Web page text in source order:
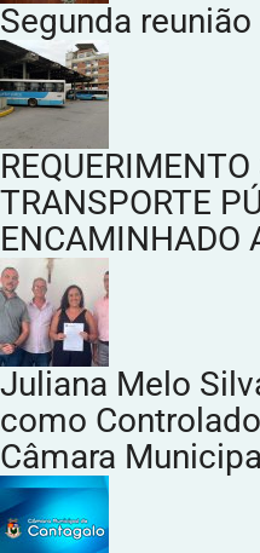
Segunda
REQUERIMENTO
TRANSPORTE
ENCAMINHADO
Juliana Melo
como
Câmara